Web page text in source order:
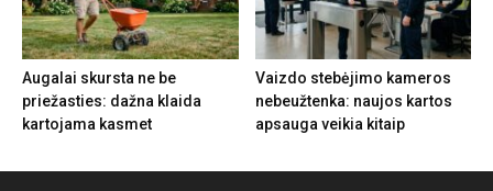
Augalai skursta ne be
priežasties: dažna klaida
kartojama kasmet
Vaizdo stebėjimo kameros
nebeužtenka: naujos kartos
apsauga veikia kitaip